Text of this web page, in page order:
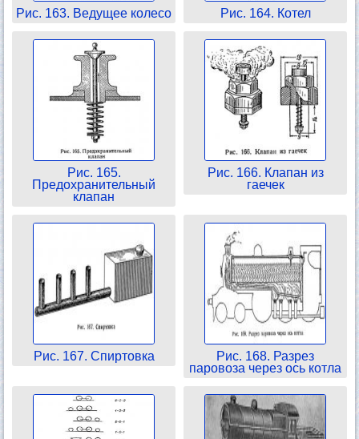
Рис. 163. Ведущее колесо Рис. 164. Котел
Рис. 165.
Предохранительный
клапан
Рис. 166. Клапан из
гаечек
Рис. 167. Спиртовка
Рис. 168. Разрез
паровоза через ось котла